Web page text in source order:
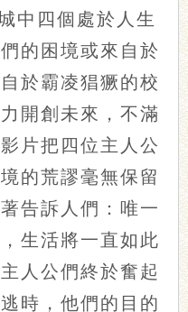
中四個處於人生
的困境或來自於
於霸凌猖獗的校
開創未來，不滿
片把四位主人公
的荒謬毫無保留
告訴人們：唯一
生活將一直如此
人公們終於奮起
時，他們的目的